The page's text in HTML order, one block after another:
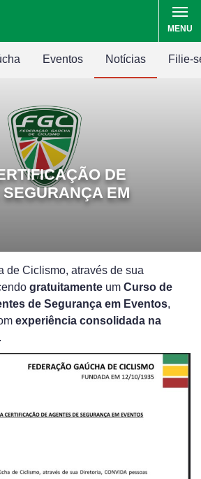
MENU
Eventos Notícias Filie-
DE
EM
de Ciclismo, através de sua
gratuitamente um Curso de
de Segurança em Eventos,
experiência consolidada na
.